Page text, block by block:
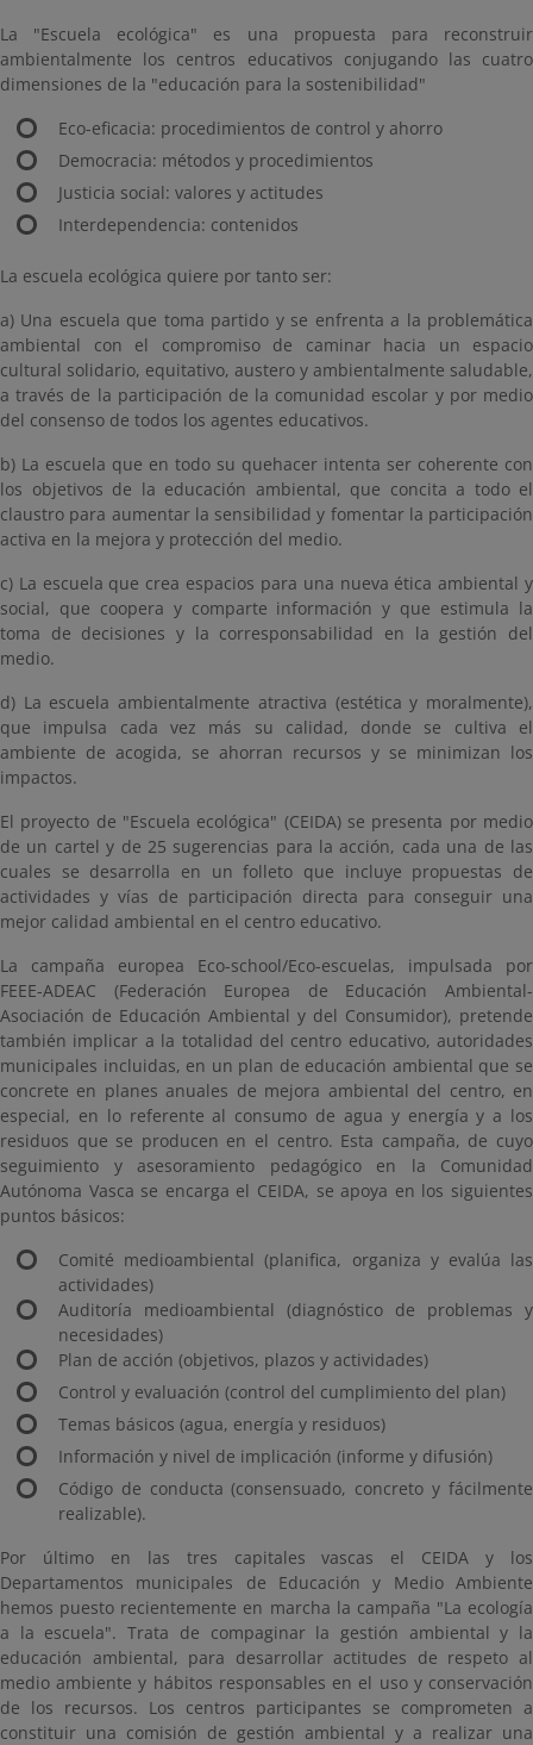
La "Escuela ecológica" es una propuesta para reconstruir
ambientalmente los centros educativos conjugando las cuatro
dimensiones de la "educación para la sostenibilidad"
Eco-eficacia: procedimientos de control y ahorro
Democracia: métodos y procedimientos
Justicia social: valores y actitudes
Interdependencia: contenidos
La escuela ecológica quiere por tanto ser:
a) Una escuela que toma partido y se enfrenta a la problemática
ambiental con el compromiso de caminar hacia un espacio
cultural solidario, equitativo, austero y ambientalmente saludable,
a través de la participación de la comunidad escolar y por medio
del consenso de todos los agentes educativos.
b) La escuela que en todo su quehacer intenta ser coherente con
los objetivos de la educación ambiental, que concita a todo el
claustro para aumentar la sensibilidad y fomentar la participación
activa en la mejora y protección del medio.
c) La escuela que crea espacios para una nueva ética ambiental y
social, que coopera y comparte información y que estimula la
toma de decisiones y la corresponsabilidad en la gestión del
medio.
d) La escuela ambientalmente atractiva (estética y moralmente),
que impulsa cada vez más su calidad, donde se cultiva el
ambiente de acogida, se ahorran recursos y se minimizan los
impactos.
El proyecto de "Escuela ecológica" (CEIDA) se presenta por medio
de un cartel y de 25 sugerencias para la acción, cada una de las
cuales se desarrolla en un folleto que incluye propuestas de
actividades y vías de participación directa para conseguir una
mejor calidad ambiental en el centro educativo.
La campaña europea Eco-school/Eco-escuelas, impulsada por
FEEE-ADEAC (Federación Europea de Educación Ambiental-
Asociación de Educación Ambiental y del Consumidor), pretende
también implicar a la totalidad del centro educativo, autoridades
municipales incluidas, en un plan de educación ambiental que se
concrete en planes anuales de mejora ambiental del centro, en
especial, en lo referente al consumo de agua y energía y a los
residuos que se producen en el centro. Esta campaña, de cuyo
seguimiento y asesoramiento pedagógico en la Comunidad
Autónoma Vasca se encarga el CEIDA, se apoya en los siguientes
puntos básicos:
Comité medioambiental (planifica, organiza y evalúa las
actividades)
Auditoría medioambiental (diagnóstico de problemas y
necesidades)
Plan de acción (objetivos, plazos y actividades)
Control y evaluación (control del cumplimiento del plan)
Temas básicos (agua, energía y residuos)
Información y nivel de implicación (informe y difusión)
Código de conducta (consensuado, concreto y fácilmente
realizable).
Por último en las tres capitales vascas el CEIDA y los
Departamentos municipales de Educación y Medio Ambiente
hemos puesto recientemente en marcha la campaña "La ecología
a la escuela". Trata de compaginar la gestión ambiental y la
educación ambiental, para desarrollar actitudes de respeto al
medio ambiente y hábitos responsables en el uso y conservación
de los recursos. Los centros participantes se comprometen a
constituir una comisión de gestión ambiental y a realizar una